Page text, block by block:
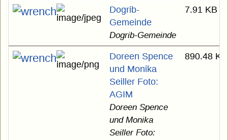
Dogrib-
Gemeinde
Dogrib-Gemeinde
7.91 KB
Doreen Spence
und Monika
Seiller Foto:
AGIM
Doreen Spence
und Monika
Seiller Foto:
890.48 KB